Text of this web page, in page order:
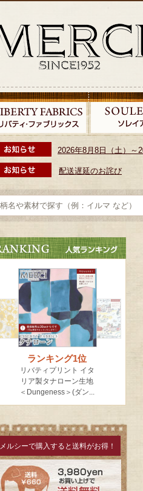
2026年8月8日（土）～
配送遅延のお詫び
メルシーで購入すると送料がお得！